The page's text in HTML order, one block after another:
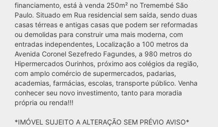
financiamento, está à venda 250m² no Tremembé São
Paulo. Situado em Rua residencial sem saída, sendo duas
casas térreas e antigas casas que podem ser reformadas
ou demolidas para construir uma mais moderna, com
entradas independentes, Localização a 100 metros da
Avenida Coronel Sezefredo Fagundes, a 980 metros do
Hipermercados Ourinhos, próximo aos colégios da região,
com amplo comércio de supermercados, padarias,
academias, farmácias, escolas, transporte público. Venha
conhecer seu novo investimento, tanto para moradia
própria ou renda!!!
*IMÓVEL SUJEITO A ALTERAÇÃO SEM PRÉVIO AVISO*